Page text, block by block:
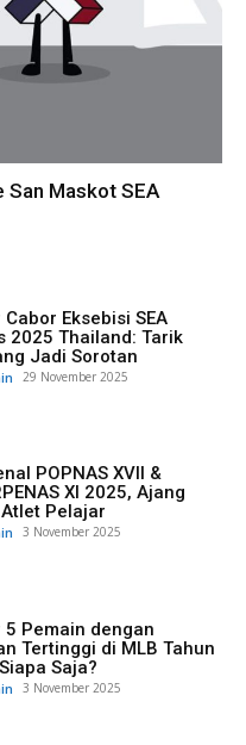
San Maskot SEA
Eksebisi SEA
2025 Thailand: Tarik
Jadi Sorotan
29 November 2025
POPNAS XVII &
XI 2025, Ajang
Pelajar
3 November 2025
5 Pemain dengan
Tertinggi di MLB Tahun
Saja?
3 November 2025